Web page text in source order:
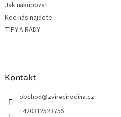
Jak nakupovat
Kde nás najdete
TIPY A RADY
Kontakt
obchod@zvirecirodina.cz
+420312523756